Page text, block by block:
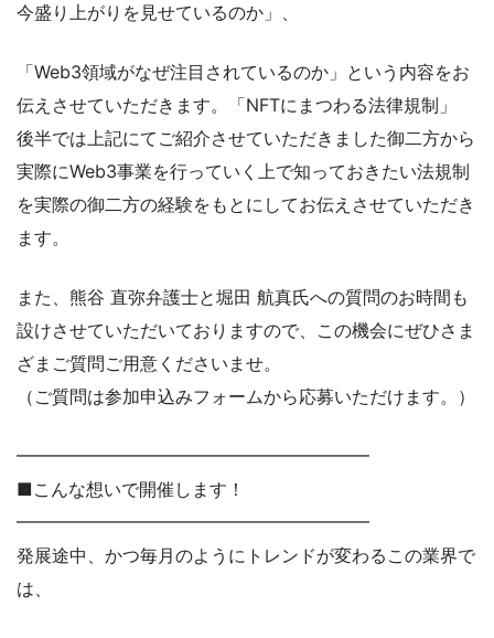
今盛り上がりを見せているのか」、
「Web3領域がなぜ注目されているのか」という内容をお
伝えさせていただきます。「NFTにまつわる法律規制」
後半では上記にてご紹介させていただきました御二方から
実際にWeb3事業を行っていく上で知っておきたい法規制
を実際の御二方の経験をもとにしてお伝えさせていただき
ます。
また、熊谷 直弥弁護士と堀田 航真氏への質問のお時間も
設けさせていただいておりますので、この機会にぜひさま
ざまご質問ご用意くださいませ。
（ご質問は参加申込みフォームから応募いただけます。）
━━━━━━━━━━━━━━━━━━━━
■こんな想いで開催します！
━━━━━━━━━━━━━━━━━━━━
発展途中、かつ毎月のようにトレンドが変わるこの業界で
は、